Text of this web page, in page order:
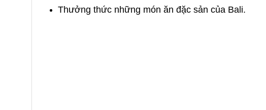
Thưởng thức những món ăn đặc sản của Bali.